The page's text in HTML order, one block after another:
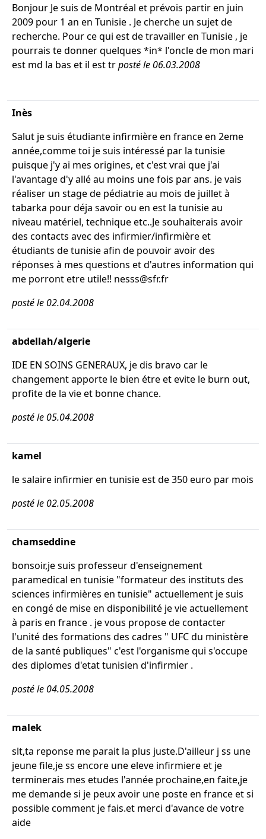
Bonjour Je suis de Montréal et prévois partir en juin
2009 pour 1 an en Tunisie . Je cherche un sujet de
recherche. Pour ce qui est de travailler en Tunisie , je
pourrais te donner quelques *in* l'oncle de mon mari
est md la bas et il est trposté le 06.03.2008
Inès
Salut je suis étudiante infirmière en france en 2eme
année,comme toi je suis intéressé par la tunisie
puisque j'y ai mes origines, et c'est vrai que j'ai
l'avantage d'y allé au moins une fois par ans. je vais
réaliser un stage de pédiatrie au mois de juillet à
tabarka pour déja savoir ou en est la tunisie au
niveau matériel, technique etc..Je souhaiterais avoir
des contacts avec des infirmier/infirmière et
étudiants de tunisie afin de pouvoir avoir des
réponses à mes questions et d'autres information qui
me porront etre utile!! nesss@sfr.fr
posté le 02.04.2008
abdellah/algerie
IDE EN SOINS GENERAUX, je dis bravo car le
changement apporte le bien étre et evite le burn out,
profite de la vie et bonne chance.
posté le 05.04.2008
kamel
le salaire infirmier en tunisie est de 350 euro par mois
posté le 02.05.2008
chamseddine
bonsoir,je suis professeur d'enseignement
paramedical en tunisie "formateur des instituts des
sciences infirmières en tunisie" actuellement je suis
en congé de mise en disponibilité je vie actuellement
à paris en france . je vous propose de contacter
l'unité des formations des cadres " UFC du ministère
de la santé publiques" c'est l'organisme qui s'occupe
des diplomes d'etat tunisien d'infirmier .
posté le 04.05.2008
malek
slt,ta reponse me parait la plus juste.D'ailleur j ss une
jeune file,je ss encore une eleve infirmiere et je
terminerais mes etudes l'année prochaine,en faite,je
me demande si je peux avoir une poste en france et si
possible comment je fais.et merci d'avance de votre
aide